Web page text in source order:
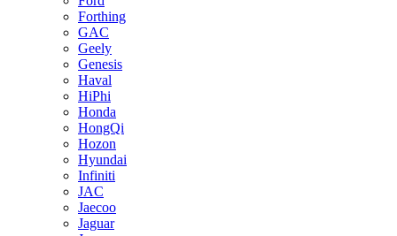
Forthing
GAC
Geely
Genesis
Haval
HiPhi
Honda
HongQi
Hozon
Hyundai
Infiniti
JAC
Jaecoo
Jaguar